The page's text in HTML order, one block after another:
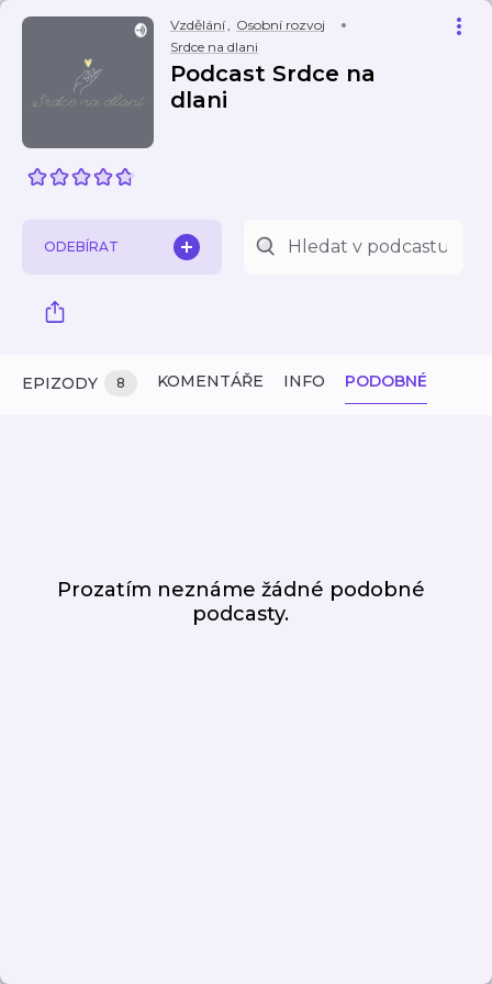
Vzdělání, Osobní rozvoj
Srdce na dlani
Podcast Srdce na
dlani
ODEBÍRAT
EPIZODY 8 KOMENTÁŘE INFO PODOBNÉ
Prozatím neznáme žádné podobné
podcasty.